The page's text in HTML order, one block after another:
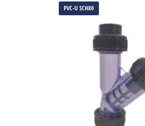
PVC-U SCH80